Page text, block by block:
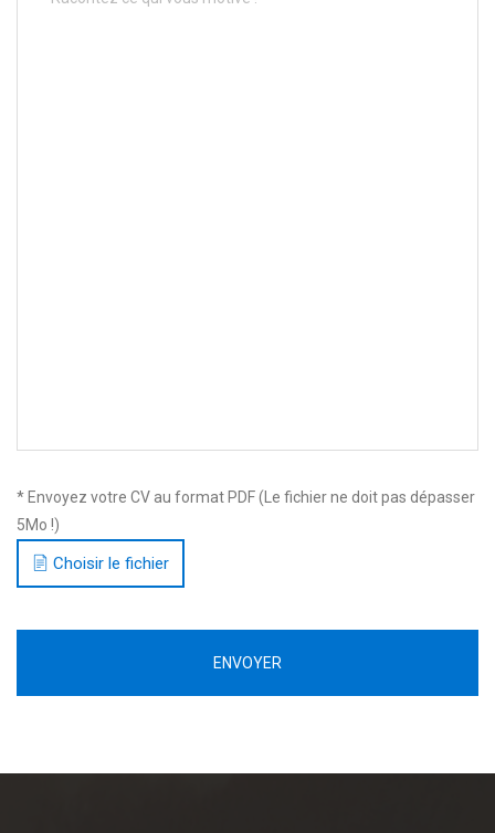
* Envoyez votre CV au format PDF (Le fichier ne doit pas dépasser
5Mo !)
Choisir le fichier
ENVOYER